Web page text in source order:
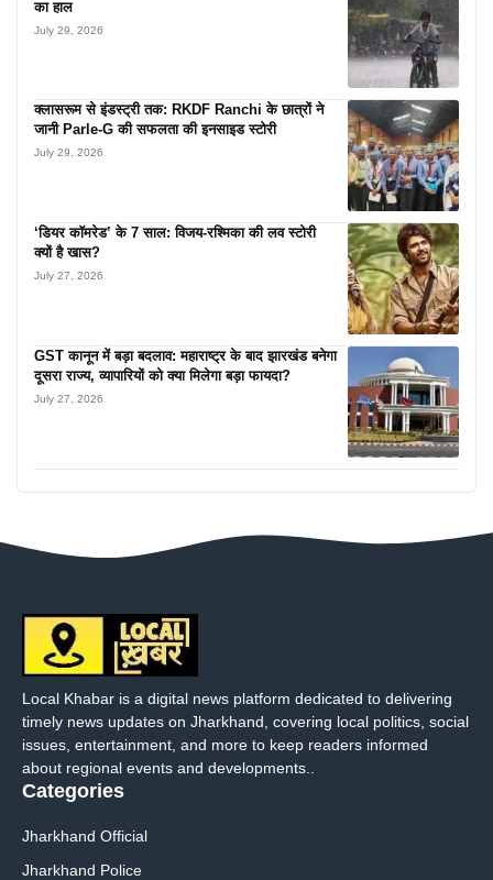
का हाल
July 29, 2026
क्लासरूम से इंडस्ट्री तक: RKDF Ranchi के छात्रों ने
जानी Parle-G की सफलता की इनसाइड स्टोरी
July 29, 2026
‘डियर कॉमरेड’ के 7 साल: विजय-रश्मिका की लव स्टोरी
क्यों है खास?
July 27, 2026
GST कानून में बड़ा बदलाव: महाराष्ट्र के बाद झारखंड बनेगा
दूसरा राज्य, व्यापारियों को क्या मिलेगा बड़ा फायदा?
July 27, 2026
Local Khabar is a digital news platform dedicated to delivering
timely news updates on Jharkhand, covering local politics, social
issues, entertainment, and more to keep readers informed
about regional events and developments..
Categories
Jharkhand Official
Jharkhand Police